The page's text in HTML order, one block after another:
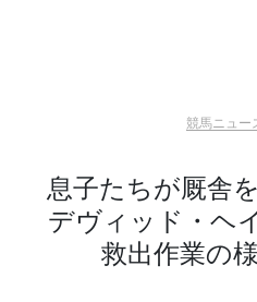
競馬ニュー
息子たちが厩舎
デヴィッド・ヘ
救出作業の